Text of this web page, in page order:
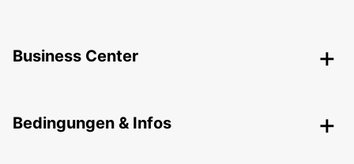
Business Center
Bedingungen & Infos